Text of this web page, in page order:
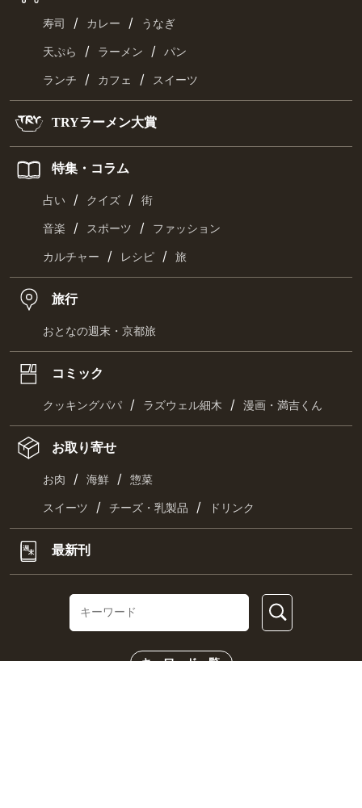
寿司 / カレー / うなぎ
天ぷら / ラーメン / パン
ランチ / カフェ / スイーツ
TRYラーメン大賞
特集・コラム
占い / クイズ / 街
音楽 / スポーツ / ファッション
カルチャー / レシピ / 旅
旅行
おとなの週末・京都旅
コミック
クッキングパパ / ラズウェル細木 / 漫画・満吉くん
お取り寄せ
お肉 / 海鮮 / 惣菜
スイーツ / チーズ・乳製品 / ドリンク
最新刊
キーワード一覧